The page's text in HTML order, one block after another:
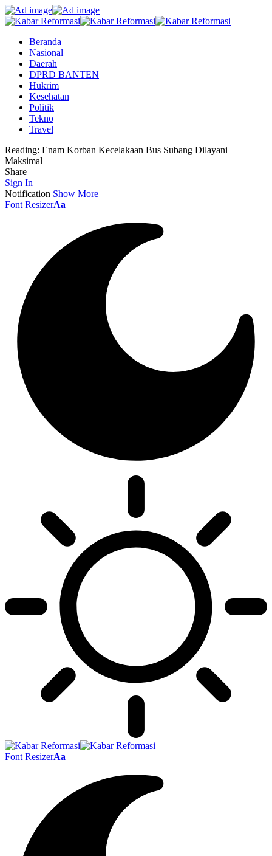
Beranda
Nasional
Daerah
DPRD BANTEN
Hukrim
Kesehatan
Politik
Tekno
Travel
Reading: Enam Korban Kecelakaan Bus Subang Dilayani
Maksimal
Share
Sign In
Notification Show More
Font ResizerAa
Font ResizerAa